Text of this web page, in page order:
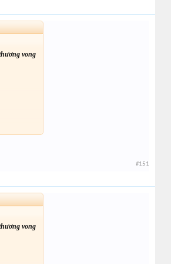
vong
#151
vong